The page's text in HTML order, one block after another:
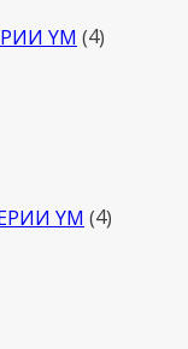
YM 4
YM 4